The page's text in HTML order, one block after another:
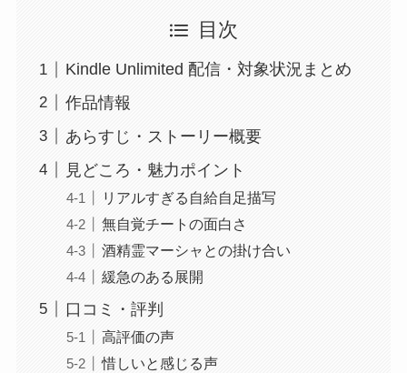
目次
Kindle Unlimited 配信・対象状況まとめ
作品情報
あらすじ・ストーリー概要
見どころ・魅力ポイント
リアルすぎる自給自足描写
無自覚チートの面白さ
酒精霊マーシャとの掛け合い
緩急のある展開
口コミ・評判
高評価の声
惜しいと感じる声